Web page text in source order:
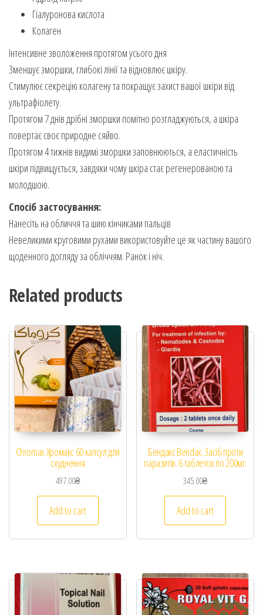
Гіалуронова кислота
Колаген
Інтенсивне зволоження протягом усього дня
Зменшує зморшки, глибокі лінії та відновлює шкіру.
Стимулює секрецію колагену та покращує захист вашої шкіри від
ультрафіолету.
Протягом 7 днів дрібні зморшки помітно розгладжуються, а шкіра
повертає своє природне сяйво.
Протягом 4 тижнів видимі зморшки заповнюються, а еластичність
шкіри підвищується, завдяки чому шкіра стає регенерованою та
молодшою.
Спосіб застосування:
Нанесіть на обличчя та шию кінчиками пальців
Невеликими круговими рухами використовуйте це як частину вашого
щоденного догляду за обліччям. Ранок і ніч.
Related products
Chromax Хромакс 60 капсул для
схуднення
497.00₴
Add to cart
Бендакс Bendax. Засіб проти
паразитів. 6 таблеток по 200мг.
345.00₴
Add to cart